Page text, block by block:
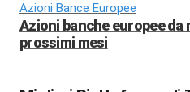
Azioni Bance Europee
Azioni banche europee
prossimi mesi